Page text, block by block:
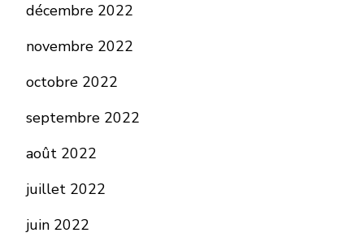
décembre 2022
novembre 2022
octobre 2022
septembre 2022
août 2022
juillet 2022
juin 2022